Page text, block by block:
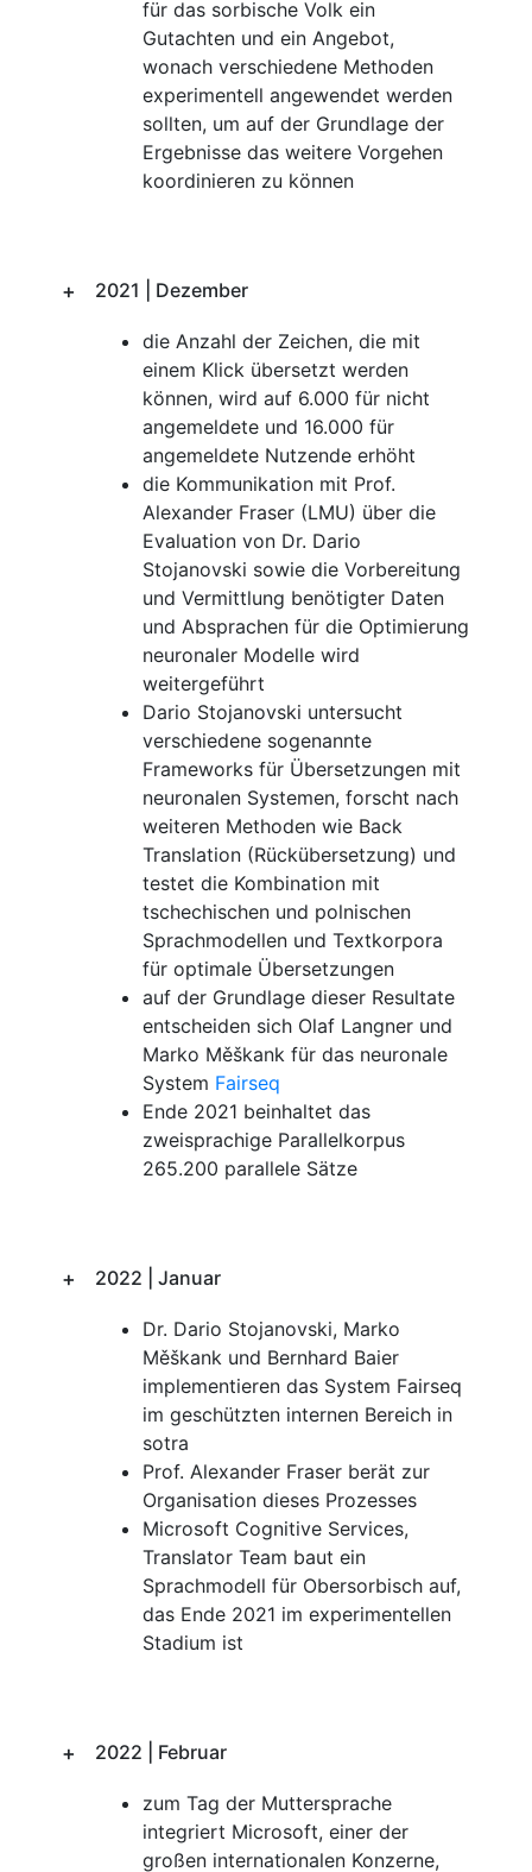
für das sorbische Volk ein
Gutachten und ein Angebot,
wonach verschiedene Methoden
experimentell angewendet werden
sollten, um auf der Grundlage der
Ergebnisse das weitere Vorgehen
koordinieren zu können
2021 | Dezember
die Anzahl der Zeichen, die mit
einem Klick übersetzt werden
können, wird auf 6.000 für nicht
angemeldete und 16.000 für
angemeldete Nutzende erhöht
die Kommunikation mit Prof.
Alexander Fraser (LMU) über die
Evaluation von Dr. Dario
Stojanovski sowie die Vorbereitung
und Vermittlung benötigter Daten
und Absprachen für die Optimierung
neuronaler Modelle wird
weitergeführt
Dario Stojanovski untersucht
verschiedene sogenannte
Frameworks für Übersetzungen mit
neuronalen Systemen, forscht nach
weiteren Methoden wie Back
Translation (Rückübersetzung) und
testet die Kombination mit
tschechischen und polnischen
Sprachmodellen und Textkorpora
für optimale Übersetzungen
auf der Grundlage dieser Resultate
entscheiden sich Olaf Langner und
Marko Měškank für das neuronale
System Fairseq
Ende 2021 beinhaltet das
zweisprachige Parallelkorpus
265.200 parallele Sätze
2022 | Januar
Dr. Dario Stojanovski, Marko
Měškank und Bernhard Baier
implementieren das System Fairseq
im geschützten internen Bereich in
sotra
Prof. Alexander Fraser berät zur
Organisation dieses Prozesses
Microsoft Cognitive Services,
Translator Team baut ein
Sprachmodell für Obersorbisch auf,
das Ende 2021 im experimentellen
Stadium ist
2022 | Februar
zum Tag der Muttersprache
integriert Microsoft, einer der
großen internationalen Konzerne,